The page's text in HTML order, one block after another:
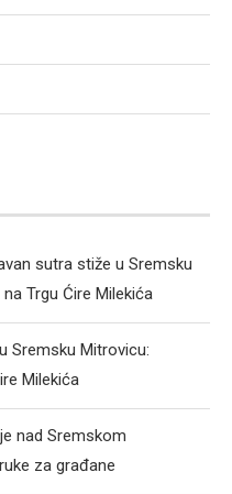
sutra stiže u Sremsku
Trgu Ćire Milekića
Sremsku Mitrovicu:
Milekića
nad Sremskom
za građane